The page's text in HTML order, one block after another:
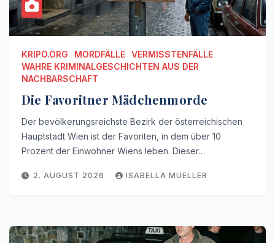
KRIPO.ORG MORDFÄLLE VERMISSTENFÄLLE
WAHRE KRIMINALGESCHICHTEN AUS DER
NACHBARSCHAFT
Die Favoritner Mädchenmorde
Der bevölkerungsreichste Bezirk der österreichischen
Hauptstadt Wien ist der Favoriten, in dem über 10
Prozent der Einwohner Wiens leben. Dieser…
2. AUGUST 2026 ISABELLA MUELLER